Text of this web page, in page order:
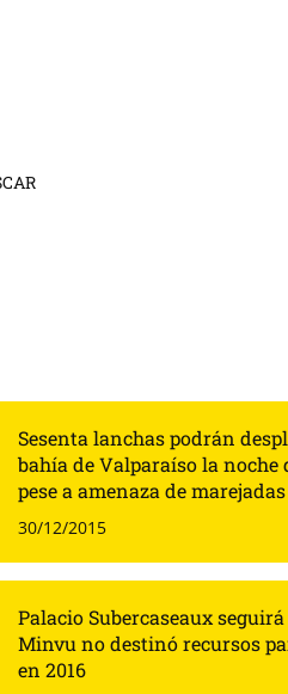
Sesenta lanchas podrán
bahía de Valparaíso la noche
pese a amenaza de marejadas
30/12/2015
Palacio Subercaseaux
Minvu no destinó recursos
en 2016